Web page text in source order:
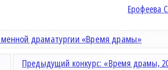
Ерофеева
драматургии «Время драмы»
Предыдущий конкурс: «Время драмы,